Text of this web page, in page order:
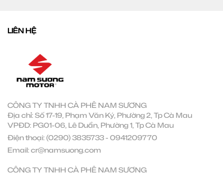
LIÊN HỆ
CÔNG TY TNHH CÀ PHÊ NAM SƯƠNG
Địa chỉ: Số 17-19, Phạm Văn Ký, Phường 2, Tp Cà Mau
VPĐD: PG01-06, Lê Duẩn, Phường 1, Tp Cà Mau
Điện thoại: (0290) 3835733- 0941209770
Email: cr@namsuong.com
CÔNG TY TNHH CÀ PHÊ NAM SƯƠNG